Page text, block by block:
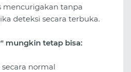
tanpa
deteksi secara terbuka.
mungkin tetap bisa:
normal